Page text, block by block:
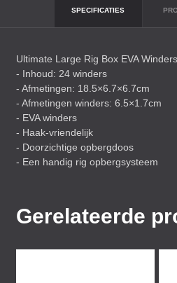
SPECIFICATIES
Ultimate Large Rig Box EVAWinders
- Inhoud: 24 winders
- Afmetingen: 18.5×6.7×6.7cm
- Afmetingen winders: 6.5×1.7cm
- EVAwinders
- Haak-vriendelijk
- Doorzichtige opbergdoos
- Een handig rig opbergsysteem
Gerelateerde